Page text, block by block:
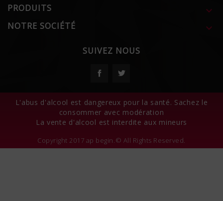
PRODUITS 
NOTRE SOCIÉTÉ 
SUIVEZ NOUS
Facebook
L'abus d'alcool est dangereux pour la santé. Sachez le
consommer avec modération
La vente d'alcool est interdite aux mineurs
Copyright 2017 ap begin.© All Rights Reserved.